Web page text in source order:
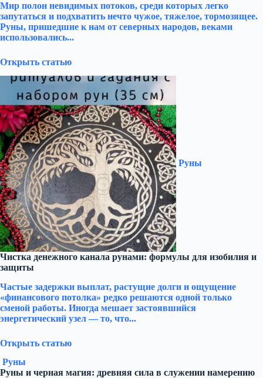
Мир полон невидимых потоков, среди которых легко
запутаться и подхватить нечто чужое, тяжелое, тормозящее.
Руны, пришедшие к нам от северных народов, веками
использовались...
Открыть статью
Руны
Чистка денежного канала рунами: формулы для изобилия и
защиты
Частые задержки выплат, растущие долги и ощущение
«финансового потолка» редко решаются одной только
сменой работы. Иногда мешает застоявшийся
энергетический узел — то, что...
Открыть статью
Руны
Руны и черная магия: древняя сила в служении намерению